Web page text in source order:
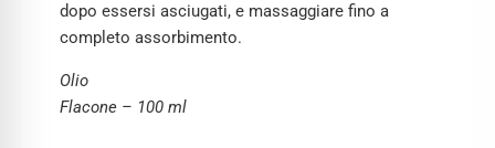
dopo essersi asciugati, e massaggiare fino a
completo assorbimento.
Olio
Flacone – 100 ml